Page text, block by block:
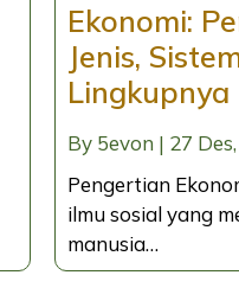
Ekonomi:
Jenis,
Lingkupnya
By 5evon | 27
Pengertian
ilmu sosial yang
manusia…